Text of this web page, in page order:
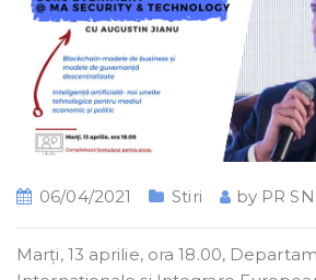
06/04/2021 Stiri by PR
Marți, 13 aprilie, ora 18.00,